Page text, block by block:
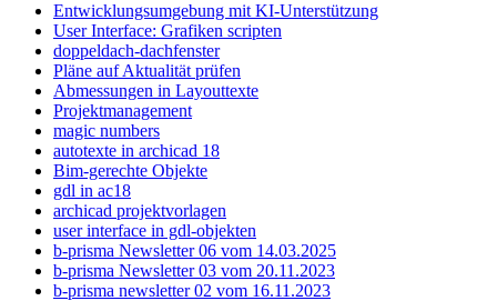
Entwicklungsumgebung mit KI-Unterstützung
User Interface: Grafiken scripten
doppeldach-dachfenster
Pläne auf Aktualität prüfen
Abmessungen in Layouttexte
Projektmanagement
magic numbers
autotexte in archicad 18
Bim-gerechte Objekte
gdl in ac18
archicad projektvorlagen
user interface in gdl-objekten
b-prisma Newsletter 06 vom 14.03.2025
b-prisma Newsletter 03 vom 20.11.2023
b-prisma newsletter 02 vom 16.11.2023